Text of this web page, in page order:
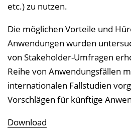
etc.) zu nutzen.
Die möglichen Vorteile und
Anwendungen wurden
von Stakeholder-Umfragen
Reihe von Anwendungsfällen
internationalen Fallstudien
Vorschlägen für künftige
Download